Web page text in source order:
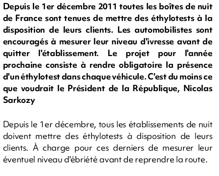
Depuis le 1er décembre 2011 toutes les boîtes de nuit
de France sont tenues de mettre des éthylotests à la
disposition de leurs clients. Les automobilistes sont
encouragés à mesurer leur niveau d'ivresse avant de
quitter l'établissement. Le projet pour l'année
prochaine consiste à rendre obligatoire la présence
d'un éthylotest dans chaque véhicule. C'est du moins ce
que voudrait le Président de la République, Nicolas
Sarkozy
Depuis le 1er décembre, tous les établissements de nuit
doivent mettre des éthylotests à disposition de leurs
clients. À charge pour ces derniers de mesurer leur
éventuel niveau d'ébriété avant de reprendre la route.